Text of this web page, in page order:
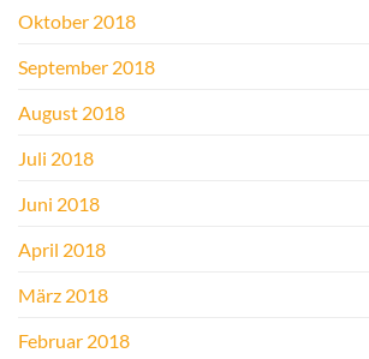
Oktober 2018
September 2018
August 2018
Juli 2018
Juni 2018
April 2018
März 2018
Februar 2018